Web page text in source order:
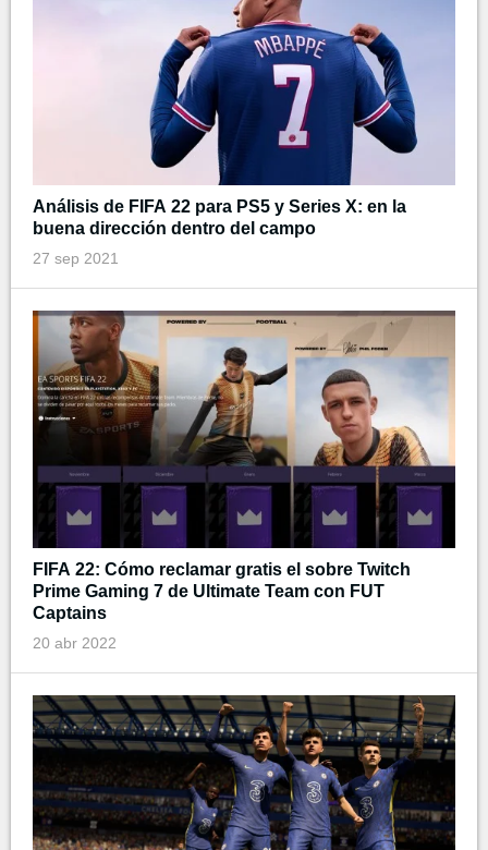
Análisis de FIFA 22 para PS5 y Series X: en la
buena dirección dentro del campo
27 sep 2021
FIFA 22: Cómo reclamar gratis el sobre Twitch
Prime Gaming 7 de Ultimate Team con FUT
Captains
20 abr 2022